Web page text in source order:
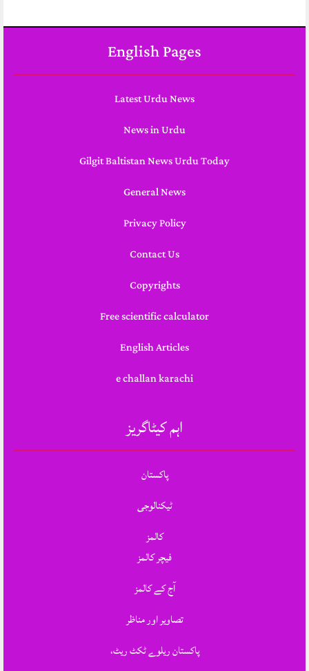
English Pages
Latest Urdu News
News in Urdu
Gilgit Baltistan News Urdu Today
General News
Privacy Policy
Contact Us
Copyrights
Free scientific calculator
English Articles
e challan karachi
اہم کیٹاگریز
پاکستان
ٹیکنالوجی
کالمز
فیچر کالمز
آج کے کالمز
تصاویر اور مناظر
پاکستان ریلوے ٹکٹ ریٹ،